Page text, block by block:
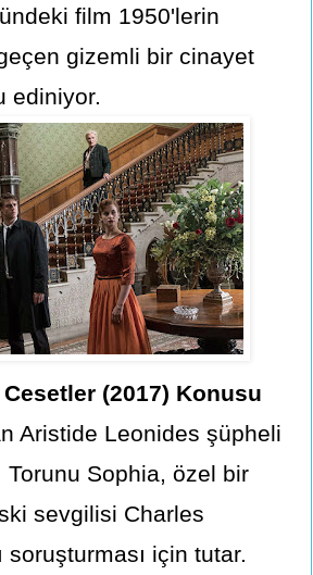
film 1950'lerin
gizemli bir cinayet
ediniyor.
(2017) Konusu
Aristide Leonides şüpheli
Torunu Sophia, özel bir
sevgilisi Charles
soruşturması için tutar.